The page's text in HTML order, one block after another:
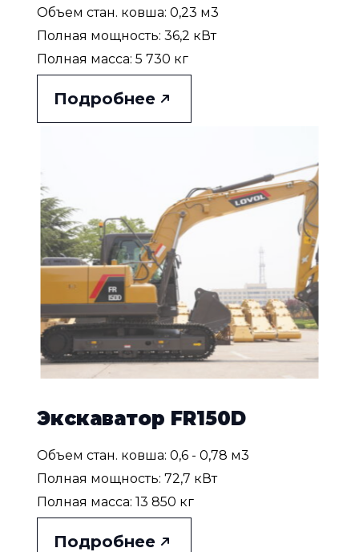
Объем стан. ковша: 0,23 м3
Полная мощность: 36,2 кВт
Полная масса: 5 730 кг
Подробнее
Экскаватор FR150D
Объем стан. ковша: 0,6 - 0,78 м3
Полная мощность: 72,7 кВт
Полная масса: 13 850 кг
Подробнее